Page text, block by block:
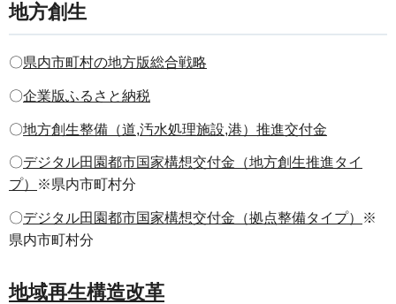
地方創生
〇県内市町村の地方版総合戦略
〇企業版ふるさと納税
〇地方創生整備（道,汚水処理施設,港）推進交付金
〇デジタル田園都市国家構想交付金（地方創生推進タイ
プ）
※県内市町村分
〇デジタル田園都市国家構想交付金（拠点整備タイプ）
※
県内市町村分
地域再生構造改革